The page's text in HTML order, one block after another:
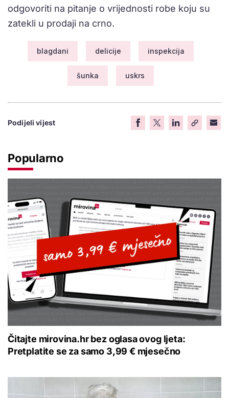
odgovoriti na pitanje o vrijednosti robe koju su
zatekli u prodaji na crno.
blagdani delicije inspekcija
šunka uskrs
Podijeli vijest
Popularno
Čitajte mirovina.hr bez oglasa ovog ljeta:
Pretplatite se za samo 3,99 € mjesečno